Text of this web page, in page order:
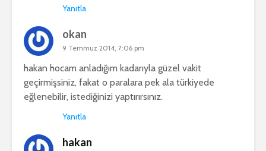
Yanıtla
okan
9 Temmuz 2014, 7:06 pm
hakan hocam anladığım kadarıyla güzel vakit
geçirmişsiniz, fakat o paralara pek ala türkiyede
eğlenebilir, istediğinizi yaptırırsınız.
Yanıtla
hakan